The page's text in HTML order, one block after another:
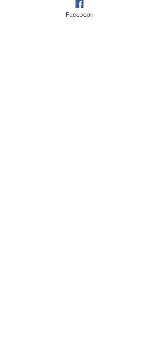
Facebook